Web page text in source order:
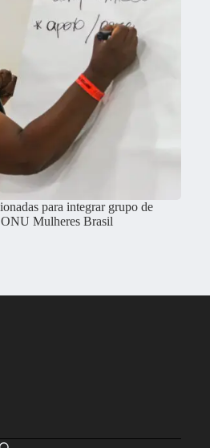
para integrar grupo de
ONU Mulheres Brasil